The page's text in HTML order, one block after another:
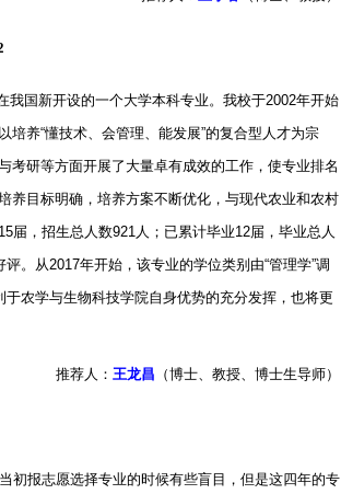
我国新开设的一个大学本科专业。我校于2002年开始
培养“懂技术、会管理、能发展”的复合型人才为宗
考研等方面开展了大量卓有成效的工作，使专业排名
养目标明确，培养方案不断优化，与现代农业和农村
15届，招生总人数921人；已累计毕业12届，毕业总人
评。从2017年开始，该专业的学位类别由“管理学”调
农学与生物科技学院自身优势的充分发挥，也将更
推荐人： 王龙昌 （博士、教授、博士生导师）
初报志愿选择专业的时候有些盲目，但是这四年的专